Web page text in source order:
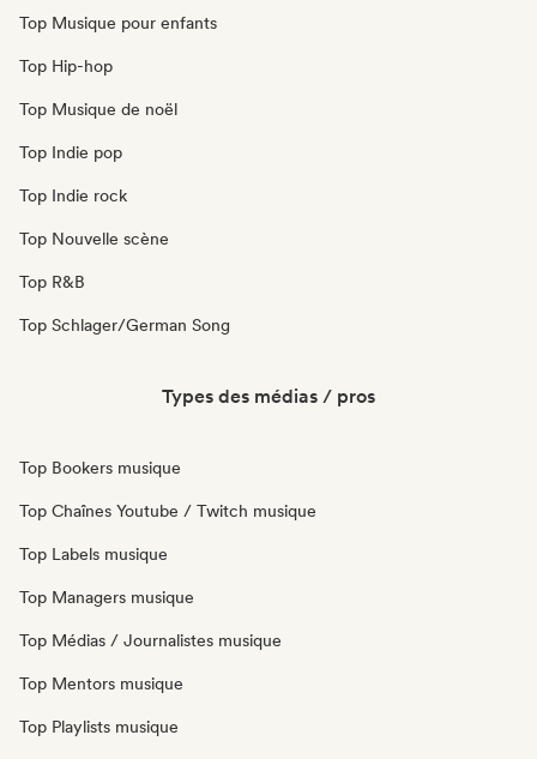
Top Musique pour enfants
Top Hip-hop
Top Musique de noël
Top Indie pop
Top Indie rock
Top Nouvelle scène
Top R&B
Top Schlager/German Song
Types des médias / pros
Top Bookers musique
Top Chaînes Youtube / Twitch musique
Top Labels musique
Top Managers musique
Top Médias / Journalistes musique
Top Mentors musique
Top Playlists musique